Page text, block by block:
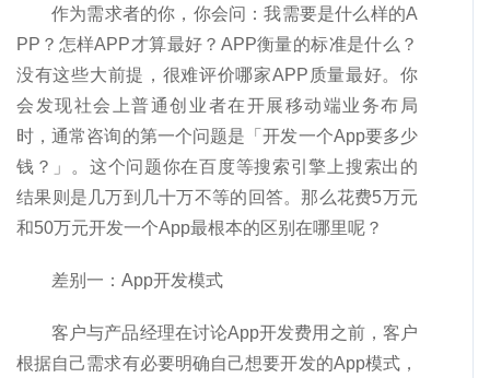
作为需求者的你，你会问：我需要是什么样的A
PP？怎样APP才算最好？APP衡量的标准是什么？
没有这些大前提，很难评价哪家APP质量最好。你
会发现社会上普通创业者在开展移动端业务布局
时，通常咨询的第一个问题是「开发一个App要多少
钱？」。这个问题你在百度等搜索引擎上搜索出的
结果则是几万到几十万不等的回答。那么花费5万元
和50万元开发一个App最根本的区别在哪里呢？
差别一：App开发模式
客户与产品经理在讨论App开发费用之前，客户
根据自己需求有必要明确自己想要开发的App模式，